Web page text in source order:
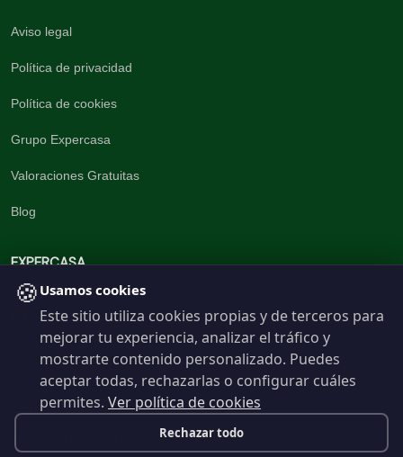
Aviso legal
Política de privacidad
Política de cookies
Grupo Expercasa
Valoraciones Gratuitas
Blog
EXPERCASA
La inmobiliaria del Barrio
960 191 537
Contáctanos
🍪 Usamos cookies
Este sitio utiliza cookies propias y de terceros para
mejorar tu experiencia, analizar el tráfico y
mostrarte contenido personalizado. Puedes
aceptar todas, rechazarlas o configurar cuáles
permites. Ver política de cookies
Rechazar todo